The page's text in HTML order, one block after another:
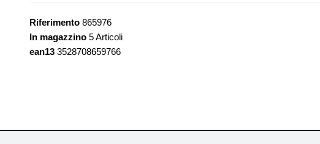
Riferimento 865976
In magazzino 5 Articoli
ean13 3528708659766